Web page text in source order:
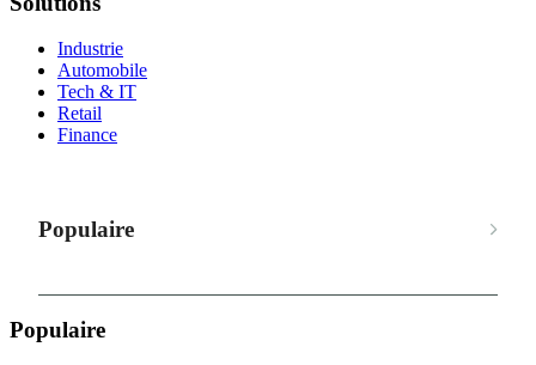
Industrie
Automobile
Tech & IT
Retail
Finance
Populaire
Populaire